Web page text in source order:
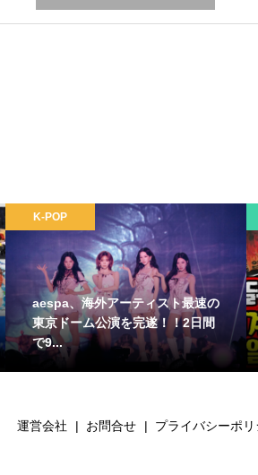
K-POP
aespa、海外アーティスト最速の
東京ドーム公演を完遂！！2日間
で9...
運営会社 お問合せ プライバシーポリ